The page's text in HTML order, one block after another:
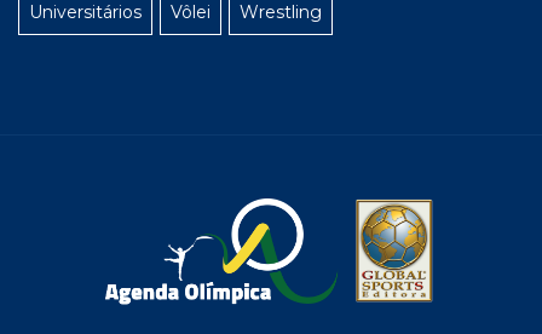
Universitários Vôlei Wrestling